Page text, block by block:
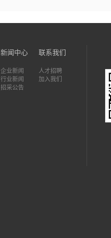
新闻中心
企业新闻
行业新闻
招采公告
联系我们
人才招聘
加入我们